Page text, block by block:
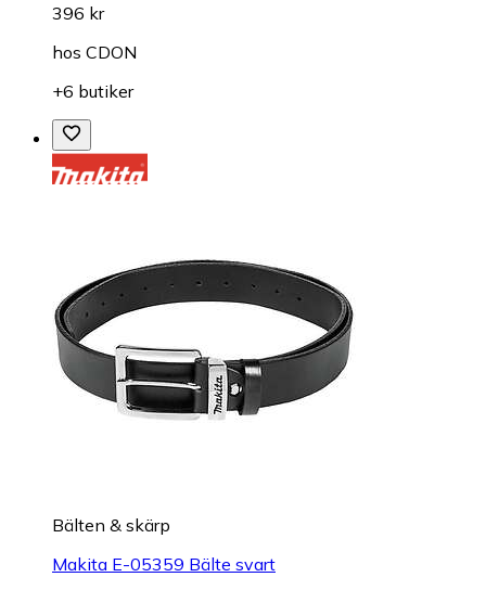
396 kr
hos CDON
+6 butiker
Bälten & skärp
Makita E-05359 Bälte svart